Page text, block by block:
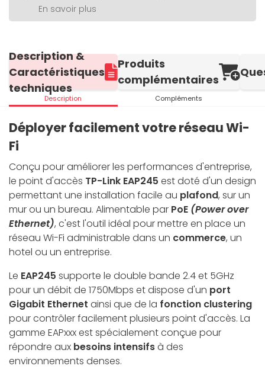
En savoir plus
Description &
Caractéristiques
techniques
Description
Produits
complémentaires
Compléments
Déployer facilement votre réseau Wi-
Fi
Conçu pour améliorer les performances d'entreprise,
le point d'accès TP-Link EAP245 est doté d'un design
permettant une installation facile au plafond, sur un
mur ou un bureau. Alimentable par PoE (Power over
Ethernet), c'est l'outil idéal pour mettre en place un
réseau Wi-Fi administrable dans un commerce, un
hotel ou un entreprise.
Le EAP245 supporte le double bande 2.4 et 5GHz
pour un débit de 1750Mbps et dispose d'un port
Gigabit Ethernet ainsi que de la fonction clustering
pour contrôler facilement plusieurs point d'accès. La
gamme EAPxxx est spécialement conçue pour
répondre aux besoins intensifsà des
environnements denses.